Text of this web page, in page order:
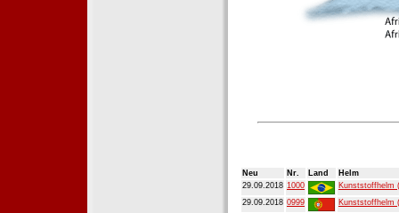
Neu Nr. Land
Helm
29.09.2018 1000
Kunststoffhelm
29.09.2018 0999
Kunststoffhelm